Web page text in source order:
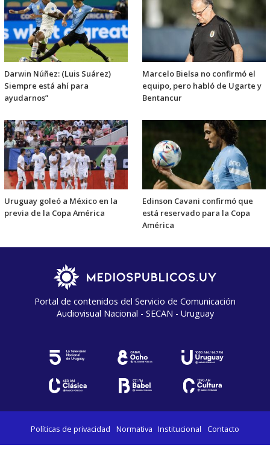
Darwin Núñez: (Luis Suárez)
Siempre está ahí para
ayudarnos”
Marcelo Bielsa no confirmó el
equipo, pero habló de Ugarte y
Bentancur
Uruguay goleó a México en la
previa de la Copa América
Edinson Cavani confirmó que
está reservado para la Copa
América
Portal de contenidos del Servicio de Comunicación
Audiovisual Nacional - SECAN - Uruguay
Políticas de privacidad Normativa Institucional Contacto